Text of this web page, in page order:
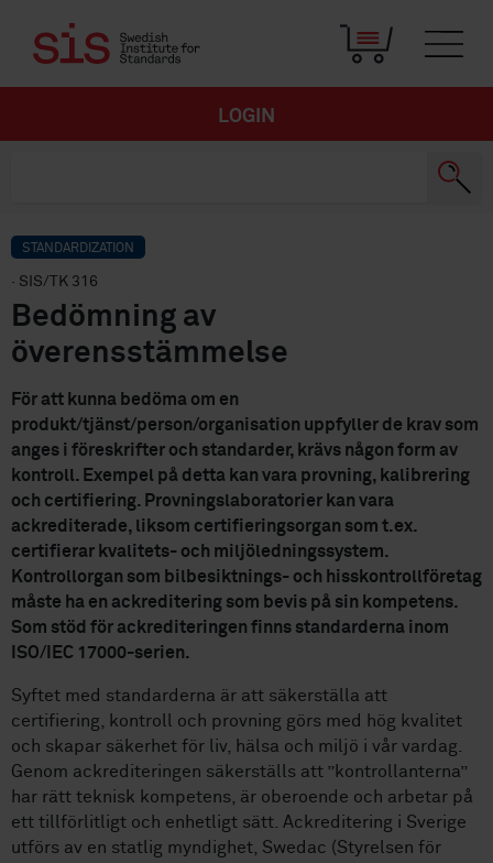
LOGIN
STANDARDIZATION
· SIS/TK 316
Bedömning av
överensstämmelse
För att kunna bedöma om en
produkt/tjänst/person/organisation uppfyller de krav som
anges i föreskrifter och standarder, krävs någon form av
kontroll. Exempel på detta kan vara provning, kalibrering
och certifiering. Provningslaboratorier kan vara
ackrediterade, liksom certifieringsorgan som t.ex.
certifierar kvalitets- och miljöledningssystem.
Kontrollorgan som bilbesiktnings- och hisskontrollföretag
måste ha en ackreditering som bevis på sin kompetens.
Som stöd för ackrediteringen finns standarderna inom
ISO/IEC 17000-serien.
Syftet med standarderna är att säkerställa att
certifiering, kontroll och provning görs med hög kvalitet
och skapar säkerhet för liv, hälsa och miljö i vår vardag.
Genom ackrediteringen säkerställs att ”kontrollanterna”
har rätt teknisk kompetens, är oberoende och arbetar på
ett tillförlitligt och enhetligt sätt. Ackreditering i Sverige
utförs av en statlig myndighet, Swedac (Styrelsen för